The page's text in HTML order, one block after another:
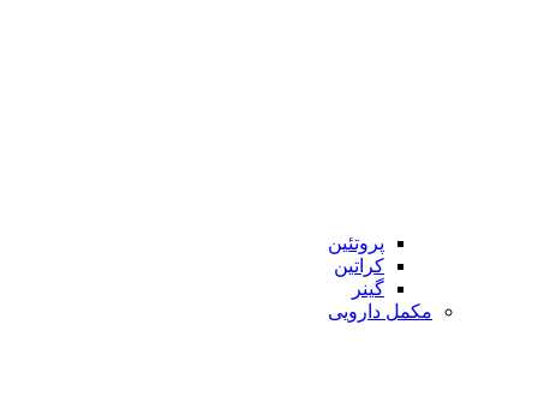
پروتئین
کراتین
گینر
مکمل دارویی